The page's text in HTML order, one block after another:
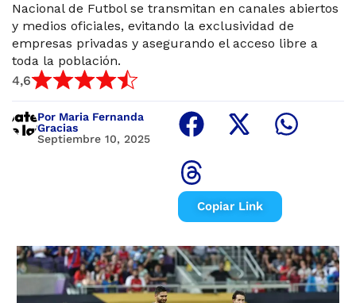
Nacional de Futbol se transmitan en canales abiertos
y medios oficiales, evitando la exclusividad de
empresas privadas y asegurando el acceso libre a
toda la población.
4,6
Por Maria Fernanda
Gracias
Septiembre 10, 2025
Copiar Link